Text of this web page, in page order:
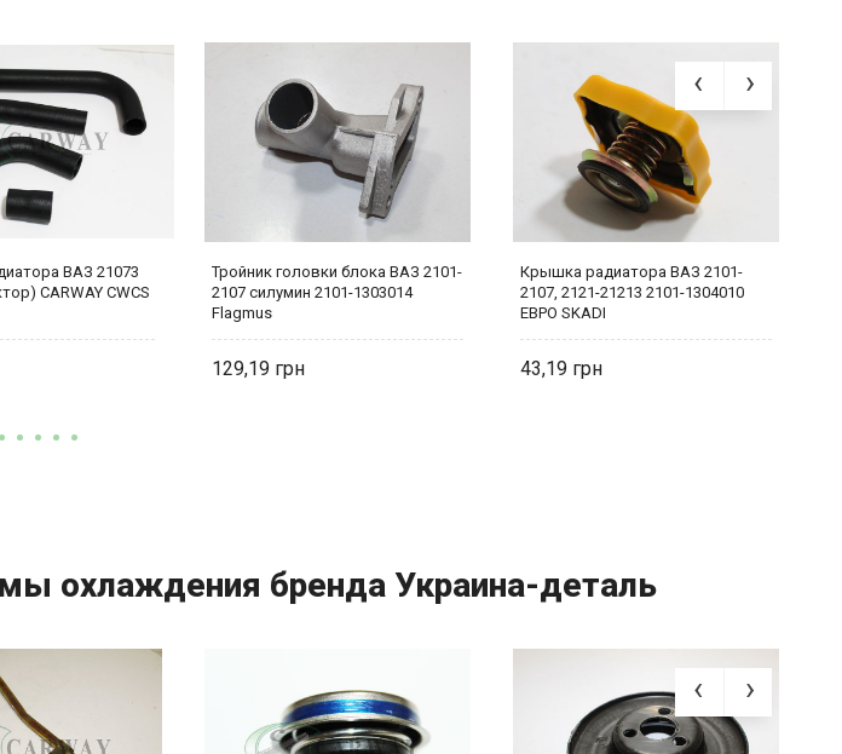
ВАЗ 21073
CARWAY CWCS
Тройник головки блока ВАЗ 2101-
2107 силумин 2101-1303014
Flagmus
129,19
Крышка радиатора ВАЗ 2101-
2107, 2121-21213 2101-1304010
ЕВРО SKADI
43,19
охлаждения бренда Украина-деталь